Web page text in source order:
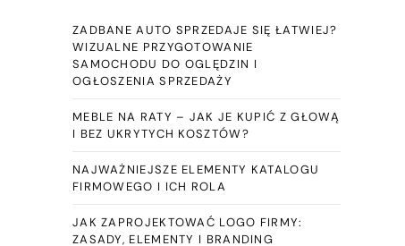
ZADBANE AUTO SPRZEDAJE SIĘ ŁATWIEJ?
WIZUALNE PRZYGOTOWANIE
SAMOCHODU DO OGLĘDZIN I
OGŁOSZENIA SPRZEDAŻY
MEBLE NA RATY – JAK JE KUPIĆ Z GŁOWĄ
I BEZ UKRYTYCH KOSZTÓW?
NAJWAŻNIEJSZE ELEMENTY KATALOGU
FIRMOWEGO I ICH ROLA
JAK ZAPROJEKTOWAĆ LOGO FIRMY:
ZASADY, ELEMENTY I BRANDING